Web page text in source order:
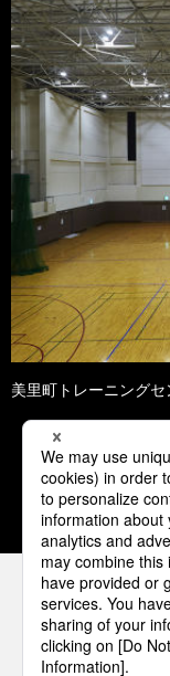
美里町トレーニングセ
1
パナソニ